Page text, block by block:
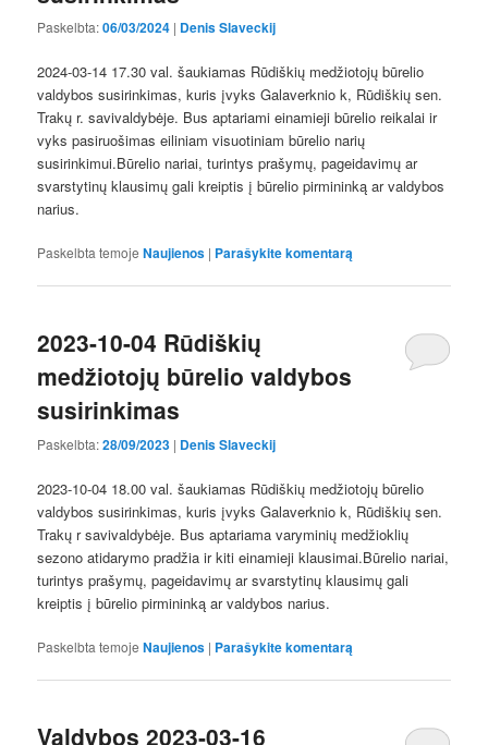
Paskelbta:06/03/2024 | Denis Slaveckij
2024-03-14 17.30 val. šaukiamas Rūdiškių medžiotojų būrelio
valdybos susirinkimas, kuris įvyks Galaverknio k, Rūdiškių sen.
Trakų r. savivaldybėje. Bus aptariami einamieji būrelio reikalai ir
vyks pasiruošimas eiliniam visuotiniam būrelio narių
susirinkimui.Būrelio nariai, turintys prašymų, pageidavimų ar
svarstytinų klausimų gali kreiptis į būrelio pirmininką ar valdybos
narius.
Paskelbta temoje Naujienos | Parašykite komentarą
2023-10-04 Rūdiškių
medžiotojų būrelio valdybos
susirinkimas
Paskelbta:28/09/2023 | Denis Slaveckij
2023-10-04 18.00 val. šaukiamas Rūdiškių medžiotojų būrelio
valdybos susirinkimas, kuris įvyks Galaverknio k, Rūdiškių sen.
Trakų r savivaldybėje. Bus aptariama varyminių medžioklių
sezono atidarymo pradžia ir kiti einamieji klausimai.Būrelio nariai,
turintys prašymų, pageidavimų ar svarstytinų klausimų gali
kreiptis į būrelio pirmininką ar valdybos narius.
Paskelbta temoje Naujienos | Parašykite komentarą
Valdybos 2023-03-16